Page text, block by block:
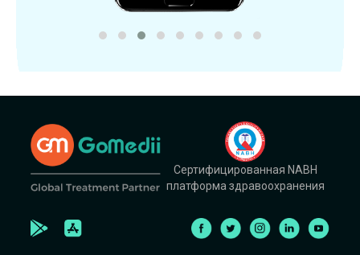
Сертифицированная NABH
платформа здравоохранения